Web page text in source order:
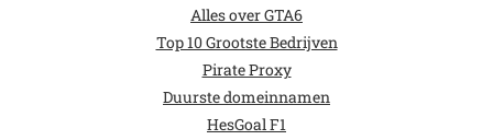
Alles over GTA6
Top 10 Grootste Bedrijven
Pirate Proxy
Duurste domeinnamen
HesGoal F1